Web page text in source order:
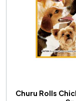
Churu Rolls